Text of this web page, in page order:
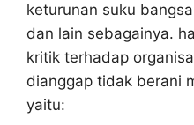
keturunan suku
dan lain sebagainya.
kritik terhadap
dianggap tidak berani
yaitu: